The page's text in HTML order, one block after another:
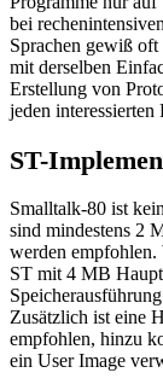
bei
Sprachen gewiß oft
mit derselben
Erstellung von
jeden
ST-
Smalltalk-80 ist
sind mindestens 2
werden empfohlen.
ST mit 4 MB
Zusätzlich ist eine
empfohlen, hinzu
ein User Image